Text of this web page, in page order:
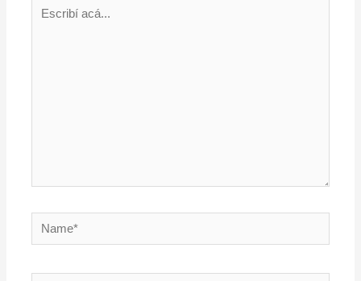
Name*